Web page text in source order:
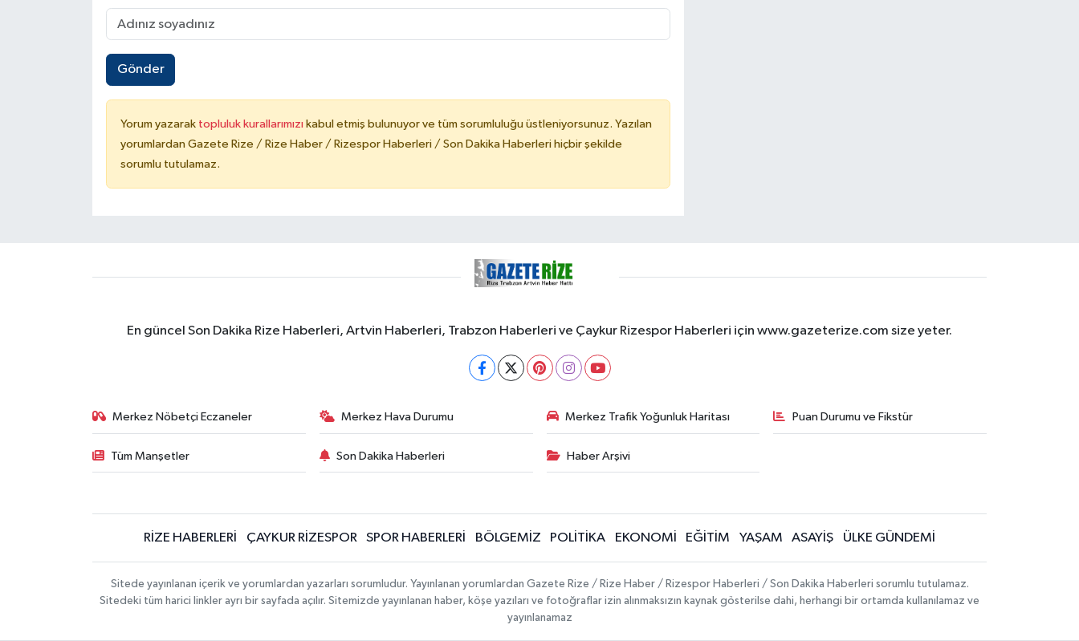
Gönder
Yorum yazarak topluluk kurallarımızı kabul etmiş bulunuyor ve tüm sorumluluğu üstleniyorsunuz. Yazılan
yorumlardan Gazete Rize / Rize Haber / Rizespor Haberleri / Son Dakika Haberleri hiçbir şekilde
sorumlu tutulamaz.
En güncel Son Dakika Rize Haberleri, Artvin Haberleri, Trabzon Haberleri ve Çaykur Rizespor Haberleri için www.gazeterize.com size yeter.
Merkez Nöbetçi Eczaneler Merkez Hava Durumu Merkez Trafik Yoğunluk Haritası Puan Durumu ve Fikstür
Tüm Manşetler Son Dakika Haberleri Haber Arşivi
RİZE HABERLERİ ÇAYKUR RİZESPOR SPOR HABERLERİ BÖLGEMİZ POLİTİKA EKONOMİ EĞİTİM YAŞAM ASAYİŞ ÜLKE GÜNDEMİ
Sitede yayınlanan içerik ve yorumlardan yazarları sorumludur. Yayınlanan yorumlardan Gazete Rize / Rize Haber / Rizespor Haberleri / Son Dakika Haberleri sorumlu tutulamaz.
Sitedeki tüm harici linkler ayrı bir sayfada açılır. Sitemizde yayınlanan haber, köşe yazıları ve fotoğraflar izin alınmaksızın kaynak gösterilse dahi, herhangi bir ortamda kullanılamaz ve
yayınlanamaz